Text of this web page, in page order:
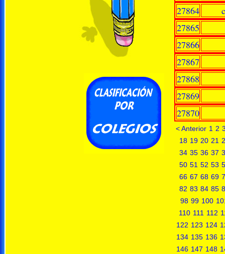
27864
27865
27866
27867
27868
27869
27870
< Anterior 1 2
18 19 20 21
34 35 36 37
50 51 52 53
66 67 68 69
82 83 84 85
98 99 100
110 111 112
122 123 124
134 135 136
146 147 148